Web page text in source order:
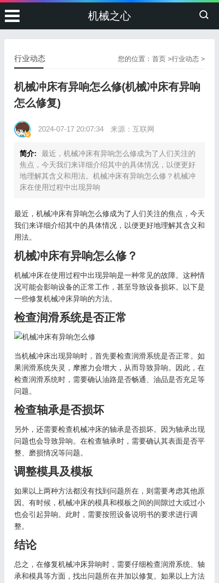
机械之心
您的位置：首页 >行业动态 >
行业动态
机械冲床有异响怎么修(机械冲床有异响
怎么修复)
2024-07-17 20:07:34 来源：互联网
简介:
最近，机械冲床有异响怎么修成为了人们关注的
焦点，今天我们来详细介绍其中的具体情况，以便更好
地理解其含义和用法。机械冲床有异响怎么修？机械冲
床在使用过程中出现异响
最近，机械冲床有异响怎么修成为了人们关注的焦点，今天
我们来详细介绍其中的具体情况，以便更好地理解其含义和
用法。
机械冲床有异响怎么修？
机械冲床在使用过程中出现异响是一种常见的故障。这种情
况可能会影响设备的正常工作，甚至导致设备损坏。以下是
一些修复机械冲床异响的方法。
检查润滑系统是否正常
当机械冲床出现异响时，首先要检查润滑系统是否正常。如
果润滑系统失灵，摩擦力会增大，从而导致异响。因此，在
检查润滑系统时，需要确认油路是否畅通、油品是否充足等
问题。
检查轴承是否损坏
另外，还需要检查机械冲床的轴承是否损坏。因为轴承出现
问题也会导致异响。在检查轴承时，需要确认其表面是否平
整、磨损情况等问题。
调整模具及模板
如果以上两种方法都没有找到问题所在，则需要考虑其他原
因。有时候，机械冲床的模具和模板之间的间隙过大或过小
也会引起异响。此时，需要按照设备说明书的要求进行调
整。
结论
总之，在修复机械冲床异响时，需要仔细检查润滑系统、轴
承和模具等方面，找出问题所在并加以修复。如果以上方法